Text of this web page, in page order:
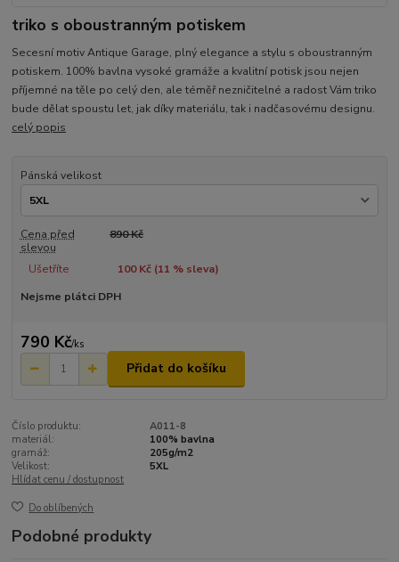
triko s oboustranným potiskem
Secesní motiv Antique Garage, plný elegance a stylu s oboustranným
potiskem. 100% bavlna vysoké gramáže a kvalitní potisk jsou nejen
příjemné na těle po celý den, ale téměř nezničitelné a radost Vám triko
bude dělat spoustu let, jak díky materiálu, tak i nadčasovému designu.
celý popis
Pánská velikost
Cena před
slevou
890 Kč
Ušetříte 100 Kč (11 % sleva)
Nejsme plátci DPH
790 Kč/ks
Přidat do košíku
Číslo produktu:
A011-8
materiál:
100% bavlna
gramáž:
205g/m2
Velikost:
5XL
Hlídat cenu / dostupnost
Do oblíbených
Podobné produkty